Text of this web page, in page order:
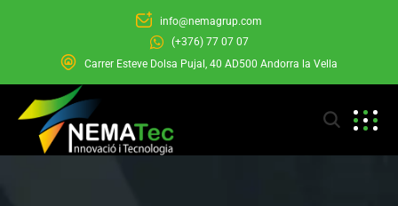
info@nemagrup.com
(+376) 77 07 07
Carrer Esteve Dolsa Pujal, 40 AD500 Andorra la Vella